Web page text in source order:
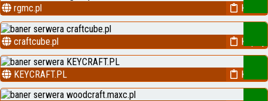
rgmc.pl Kopiuj
craftcube.pl Kopiuj
KEYCRAFT.PL Kopiuj